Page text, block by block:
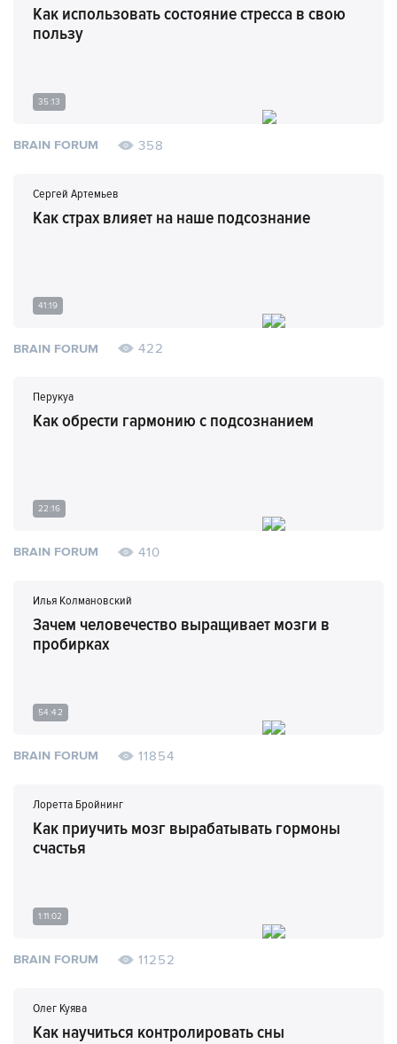
Как использовать состояние стресса в свою
пользу
35:13
BRAIN FORUM 358
Сергей Артемьев
Как страх влияет на наше подсознание
41:19
BRAIN FORUM 422
Перукуа
Как обрести гармонию с подсознанием
22:16
BRAIN FORUM 410
Илья Колмановский
Зачем человечество выращивает мозги в
пробирках
54:42
BRAIN FORUM 11854
Лоретта Бройнинг
Как приучить мозг вырабатывать гормоны
счастья
1:11:02
BRAIN FORUM 11252
Олег Куява
Как научиться контролировать сны